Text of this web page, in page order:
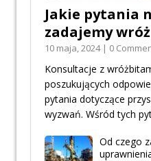
Jakie pytania
zadajemy
10 maja, 2024 | 0
Konsultacje z
poszukujących
pytania dotyczące
wyzwań. Wśród tych
Od czego